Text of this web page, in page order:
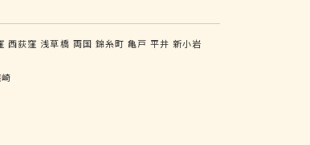
西荻窪 浅草橋 両国 錦糸町 亀戸 平井 新小岩